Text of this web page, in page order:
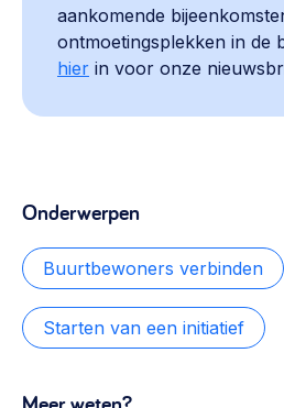
aankomende
ontmoetingsplekken in de
hier in voor onze
Onderwerpen
Buurtbewoners verbinden
Starten van een initiatief